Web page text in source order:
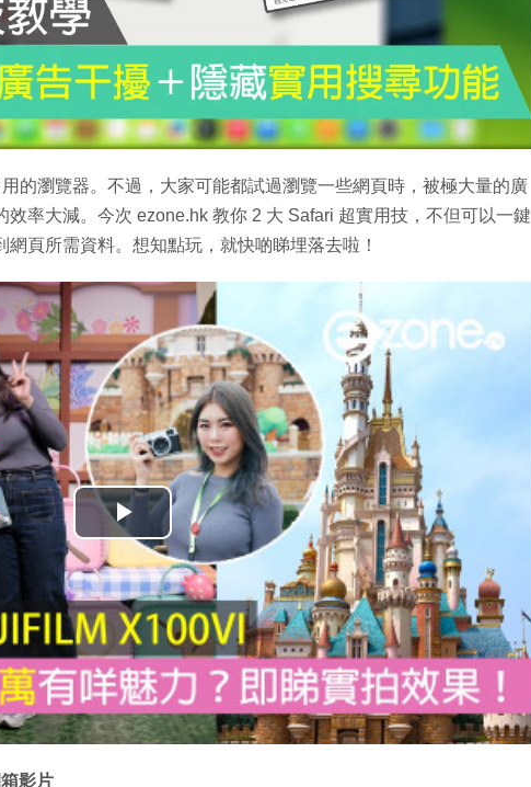
的瀏覽器。不過，大家可能都試過瀏覽一些網頁時，被極大量的廣
率大減。今次 ezone.hk 教你 2 大 Safari 超實用技，不但可以一鍵
頁所需資料。想知點玩，就快啲睇埋落去啦！
播
放
影
片
影片